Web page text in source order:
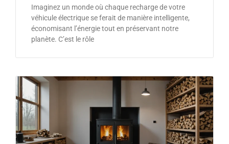
Imaginez un monde où chaque recharge de votre
véhicule électrique se ferait de manière intelligente,
économisant l’énergie tout en préservant notre
planète. C’est le rôle